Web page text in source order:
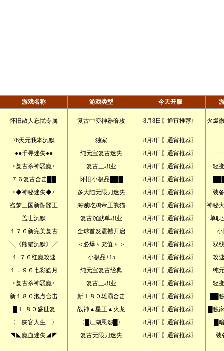
游戏名称 游戏类型 今天开服
怀旧散人忘忧专属 复古中变神器倍攻 8月8日〖通宵推荐〗 火爆
76天元我本沉默 独家
8月8日〖通宵推荐〗
●●千寻迷失●●
纯元宝复古迷失 8月8日〖通宵推荐〗
━━
≤复古杀神恶魔≥
复古三职业 8月8日〖通宵推荐〗
轻
７６复古合击██
怀旧小极品███ 8月8日〖通宵推荐〗
≤◆神秘迷失◆≥
多大陆无限刀迷失 8月8日〖通宵推荐〗
装
盗梦三国新骷髅王
海贼吃鸡帝王熊猫 8月8日〖通宵推荐〗
神秘
盖世沉默
复古沉默单职业 8月8日〖通宵推荐〗
单职
１７６新完美复古
全球首发震撼开启 8月8日〖通宵推荐〗
·
╲《熊猫沉默》╱
＜必爆〃充值〃＞ 8月8日〖通宵推荐〗
双
１·７６红魔攻速
小极品+15 8月8日〖通宵推荐〗
攻
１．９６七彩皓月
纯元宝复古经典 8月8日〖通宵推荐〗
纯
≤复古杀神恶魔≥
复古三职业 8月8日〖通宵推荐〗
轻
新１８０泡点合击
新１８０雄霸合击 8月8日〖通宵推荐〗
██
█１·８０盛世复
战神▲星王▲火龙 8月8日〖通宵推荐〗
█独
〈 侠客人生 〉
〈█江湖恩怨█〉 8月8日〖通宵推荐〗
█
◥◣魔血迷失◢◤
复古无限刀迷失 8月8日〖通宵推荐〗 装